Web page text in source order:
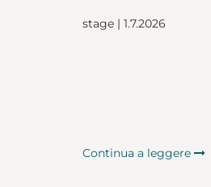
stage | 1.7.2026
Continua a leggere